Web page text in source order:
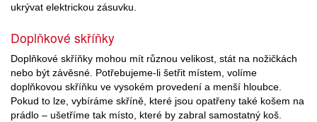
ukrývat elektrickou zásuvku.
Doplňkové skříňky
Doplňkové skříňky mohou mít různou velikost, stát na nožičkách
nebo být závěsné. Potřebujeme-li šetřit místem, volíme
doplňkovou skříňku ve vysokém provedení a menší hloubce.
Pokud to lze, vybíráme skříně, které jsou opatřeny také košem na
prádlo – ušetříme tak místo, které by zabral samostatný koš.